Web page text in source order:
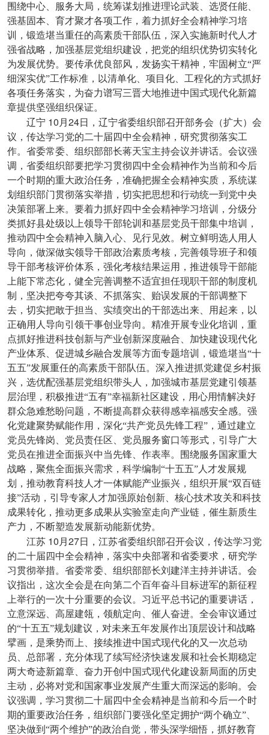
围绕中心、服务大局，统筹谋划推进理论武装、选贤任能、
强基固本、育才聚才各项工作，着力抓好全会精神学习培
训，锻造堪当重任的高素质干部队伍，深入实施新时代人才
强省战略，加强基层党组织建设，把党的组织优势切实转化
为发展优势。要传承优良部风，发扬实干精神，牢固树立“严
细深实优”工作标准，以清单化、项目化、工程化的方式抓好
各项任务落实，为奋力谱写三晋大地推进中国式现代化新篇
章提供坚强组织保证。
辽宁 10 月 24日，辽宁省委组织部召开部务会（扩大）会
议，传达学习党的二十届四中全会精神，研究贯彻落实工
作。省委常委、组织部部长蒋天宝主持会议并讲话。会议强
调，省委组织部要把学习贯彻四中全会精神作为当前和今后
一个时期的重大政治任务，准确把握全会精神实质，系统谋
划组织部门贯彻落实举措，切实把思想和行动统一到党中央
决策部署上来。要着力抓好四中全会精神学习培训，分级分
类抓好县处级以上领导干部轮训和基层党员干部集中培训，
推动四中全会精神入脑入心、见行见效。树立鲜明选人用人
导向，做深做实领导干部政治素质考核，完善领导班子和领
导干部考核评价体系，强化考核结果运用，推进领导干部能
上能下常态化，健全完善调整不适宜担任现职干部的制度机
制，坚决把夸夸其谈、不抓落实、贻误发展的干部调整下
去，切实把敢于担当、实绩突出的干部选出来、用起来，以
正确用人导向引领干事创业导向。精准开展专业化培训，重
点抓好推进科技创新与产业创新深度融合、加快建设现代化
产业体系、促进城乡融合发展等方面专题培训，锻造堪当“十
五五”发展重任的高素质干部队伍。深入推进抓党建促乡村振
兴，选优配强基层党组织带头人，加强城市基层党建引领基
层治理，积极推进“五有”幸福新社区建设，用心用情解决好
群众急难愁盼问题，不断提高群众获得感幸福感安全感。强
化党建聚势赋能作用，深化“共产党员先锋工程”，通过建立
党员先锋岗、党员责任区、党员服务窗口等形式，引导广大
党员在推进全面振兴中当先锋、作表率。围绕服务国家重大
战略，聚焦全面振兴需求，科学编制“十五五”人才发展规
划，推动教育科技人才一体赋能产业振兴，组织开展“双百链
接”活动，引导专家人才加强原始创新、核心技术攻关和科技
成果转化，推动更多成果从实验室走向产业链，催生新质生
产力，不断塑造发展新动能新优势。
江苏 10 月 27日，江苏省委组织部召开会议，传达学习党
的二十届四中全会精神，落实中央部署和省委要求，研究学
习贯彻举措。省委常委、组织部部长刘建洋主持并讲话。会
议指出，这次全会是在向第二个百年奋斗目标进军的新征程
上举行的一次十分重要的会议。习近平总书记的重要讲话，
立意深远、高屋建瓴，领航定向、催人奋进。全会审议通过
的“十五五”规划建议，对未来五年发展作出顶层设计和战略
擘画，是乘势而上、接续推进中国式现代化的又一次总动
员、总部署，充分体现了续写经济快速发展和社会长期稳定
两大奇迹新篇章、奋力开创中国式现代化建设新局面的历史
主动，必将对党和国家事业发展产生重大而深远的影响。会
议强调，学习贯彻二十届四中全会精神是当前和今后一个时
期的重要政治任务，组织部门要强化坚定拥护“两个确立”、
坚决做到“两个维护”的政治自觉，带头深学细悟，抓好教育